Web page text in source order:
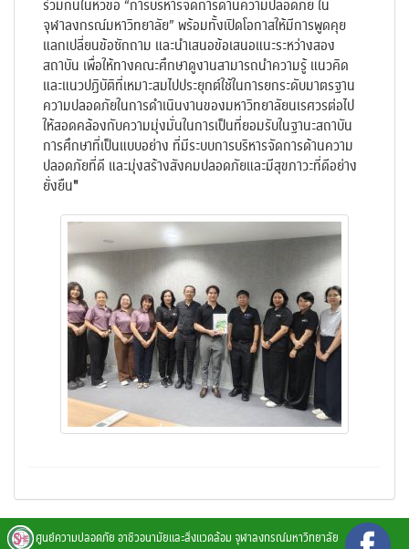
ร่วมกันในหัวข้อ “การบริหารจัดการด้านความปลอดภัย ใน
จุฬาลงกรณ์มหาวิทยาลัย” พร้อมทั้งเปิดโอกาสให้มีการพูดคุย
แลกเปลี่ยนข้อซักถาม และนำเสนอข้อเสนอแนะระหว่างสอง
สถาบัน เพื่อให้ทางคณะศึกษาดูงานสามารถนำความรู้ แนวคิด
และแนวปฏิบัติที่เหมาะสมไปประยุกต์ใช้ในการยกระดับมาตรฐาน
ความปลอดภัยในการดำเนินงานของมหาวิทยาลัยนเรศวรต่อไป
ให้สอดคล้องกับความมุ่งมั่นในการเป็นที่ยอมรับในฐานะสถาบัน
การศึกษาที่เป็นแบบอย่าง ที่มีระบบการบริหารจัดการด้านความ
ปลอดภัยที่ดี และมุ่งสร้างสังคมปลอดภัยและมีสุขภาวะที่ดีอย่าง
ยั่งยืน"
ศูนย์ความปลอดภัย อาชีวอนามัยและสิ่งแวดล้อม จุฬาลงกรณ์มหาวิทยาลัย